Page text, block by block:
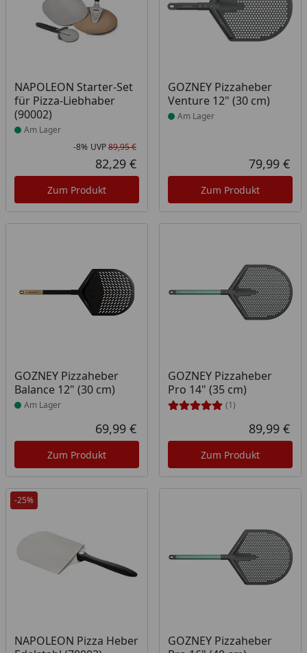
NAPOLEON Starter-Set
für Pizza-Liebhaber
(90002)
Produkt am Lager
Am Lager
Rabatt in Prozent
-8%
Ursprünglicher Preis
UVP89,95 €
Aktueller Preis
82,29 €
Zum Produkt
GOZNEY Pizzaheber
Venture 12" (30 cm)
Produkt am Lager
Am Lager
79,99 €
Zum Produkt
GOZNEY Pizzaheber
Balance 12" (30 cm)
Produkt am Lager
Am Lager
Aktueller Preis
69,99 €
Zum Produkt
GOZNEY Pizzaheber
Pro 14" (35 cm)
(1)
89,99 €
Zum Produkt
-25%
NAPOLEON Pizza Heber
Produkt am Lager
GOZNEY Pizzaheber
Produkt am Lager